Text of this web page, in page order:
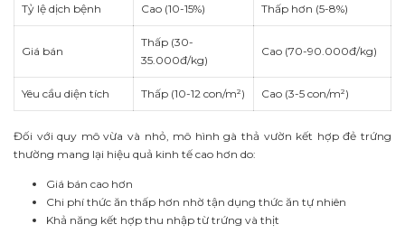
Tỷ lệ dịch bệnh Cao (10-15%) Thấp hơn (5-8%)
Giá bán
Thấp (30-
35.000đ/kg)
Cao (70-90.000đ/kg)
Yêu cầu diện tích Thấp (10-12 con/m²) Cao (3-5 con/m²)
Đối với quy mô vừa và nhỏ, mô hình gà thả vườn kết hợp đẻ trứng
thường mang lại hiệu quả kinh tế cao hơn do:
Giá bán cao hơn
Chi phí thức ăn thấp hơn nhờ tận dụng thức ăn tự nhiên
Khả năng kết hợp thu nhập từ trứng và thịt